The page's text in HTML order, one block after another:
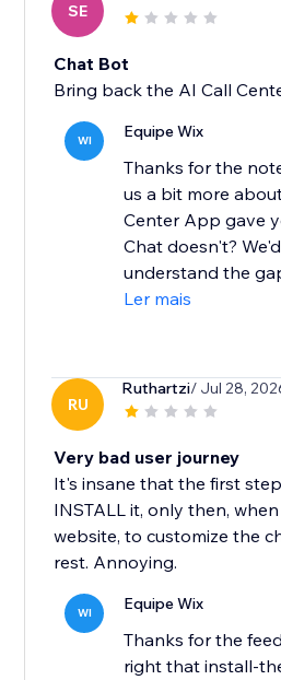
SE
Chat Bot
Bring back the AI Call
WI Equipe Wix
Thanks for the
us a bit more
Center App gave
Chat doesn't?
understand the
Ler mais
RU
Ruthartzi/ Jul 28,
Very bad user journey
It's insane that the first
INSTALL it, only then,
website, to customize the
rest. Annoying.
WI Equipe Wix
Thanks for the
right that install-